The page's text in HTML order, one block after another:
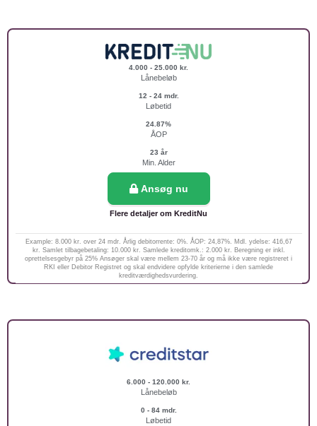
4.000 - 25.000 kr.
Lånebeløb
12 - 24 mdr.
Løbetid
24.87%
ÅOP
23 år
Min. Alder
Ansøg nu
Flere detaljer om KreditNu
Example: 8.000 kr. over 24 mdr. Årlig debitorrente: 0%. ÅOP: 24,87%. Mdl. ydelse: 416,67
kr. Samlet tilbagebetaling: 10.000 kr. Samlede kreditomk.: 2.000 kr. Beregning er inkl.
oprettelsesgebyr på 25% Ansøger skal være mellem 23-70 år og må ikke være registreret i
RKI eller Debitor Registret og skal endvidere opfylde kriterierne i den samlede
kreditværdighedsvurdering.
6.000 - 120.000 kr.
Lånebeløb
0 - 84 mdr.
Løbetid